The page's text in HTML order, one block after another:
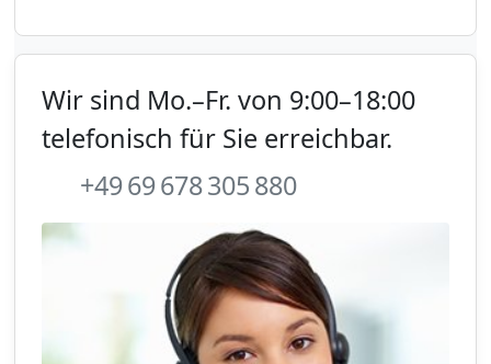
Wir sind Mo.–Fr. von 9:00–18:00
telefonisch für Sie erreichbar.
+49 69 678 305 880